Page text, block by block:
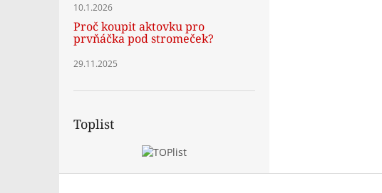
10.1.2026
Proč koupit aktovku pro
prvňáčka pod stromeček?
29.11.2025
Toplist